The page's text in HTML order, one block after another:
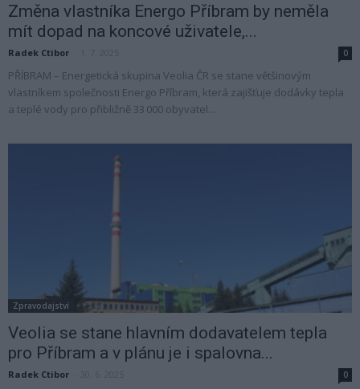
Změna vlastníka Energo Příbram by neměla
mít dopad na koncové uživatele,...
Radek Ctibor 0
PŘÍBRAM – Energetická skupina Veolia ČR se stane většinovým
vlastníkem společnosti Energo Příbram, která zajišťuje dodávky tepla
a teplé vody pro přibližně 33 000 obyvatel...
Zpravodajství
Veolia se stane hlavním dodavatelem tepla
pro Příbram a v plánu je i spalovna...
Radek Ctibor 0